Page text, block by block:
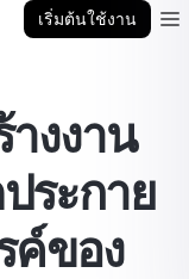
เริ่มต้นใช้งาน
งงาน
ระกาย
ค์ของ